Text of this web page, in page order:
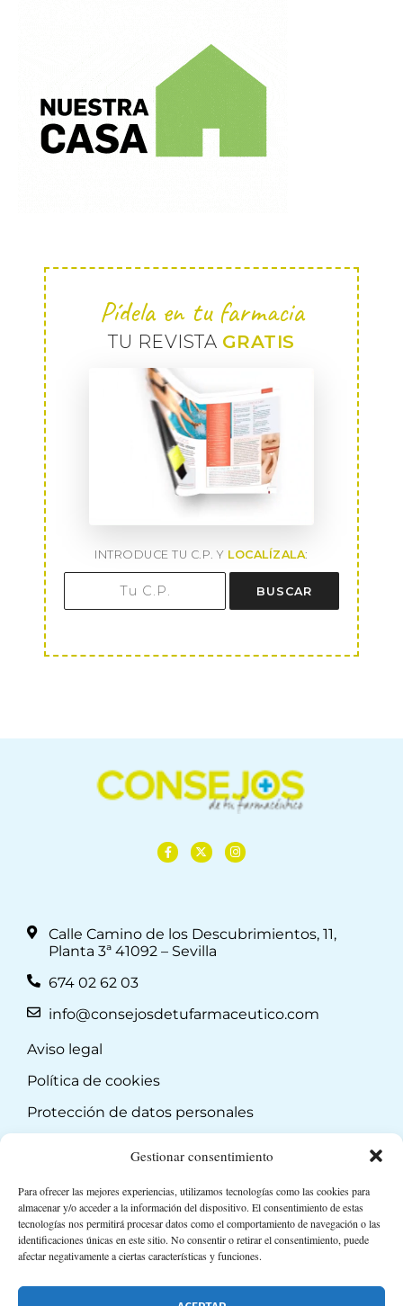
Gestionar consentimiento
Para ofrecer las mejores experiencias, utilizamos tecnologías como las cookies para
almacenar y/o acceder a la información del dispositivo. El consentimiento de estas
tecnologías nos permitirá procesar datos como el comportamiento de navegación o las
identificaciones únicas en este sitio. No consentir o retirar el consentimiento, puede
afectar negativamente a ciertas características y funciones.
Pídela en tu farmacia
TU REVISTA GRATIS
INTRODUCE TU C.P. Y LOCALÍZALA:
BUSCAR
Calle Camino de los Descubrimientos, 11,
Planta 3ª 41092 – Sevilla
674 02 62 03
info@consejosdetufarmaceutico.com
Aviso legal
Política de cookies
Protección de datos personales